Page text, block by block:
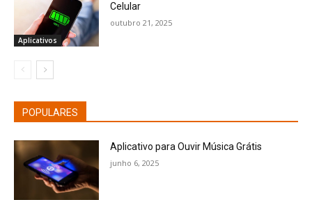
Aplicativos
Celular
outubro 21, 2025
POPULARES
Aplicativo para Ouvir Música Grátis
junho 6, 2025